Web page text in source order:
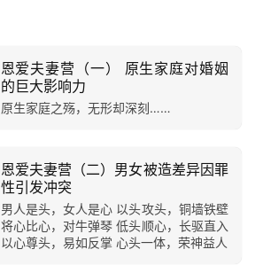
恩爱夫妻营（一） 原生家庭对婚姻
的巨大影响力
原生家庭之殇，无形却深刻……
恩爱夫妻营（二）男女被造差异因罪
性引发冲突
男人是头，女人是心 以头攻头，铜墙铁壁
将心比心，对牛弹琴 低头顺心，长驱直入
以心尊头，易如反掌 心头一体，荣神益人